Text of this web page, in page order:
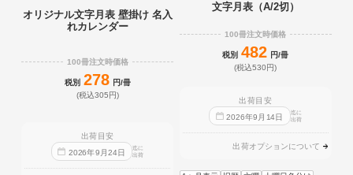
オリジナル文字月表 壁掛け 名入
れカレンダー
100冊注文時価格
税別 278 円/冊
(税込305円)
出荷目安
2026年9 月24日
迄に
出荷
文字月表（A/2切）
100冊注文時価格
税別 482 円/冊
(税込530円)
出荷目安
2026年9 月 14日
迄に
出荷
出荷オプションについて